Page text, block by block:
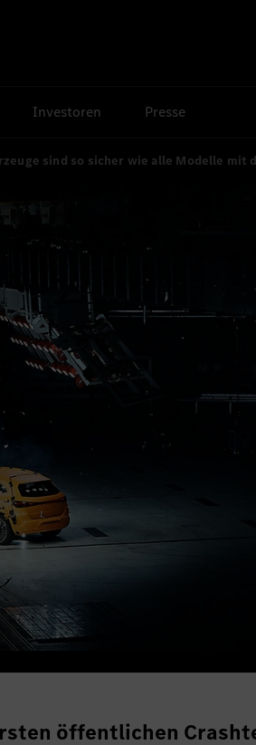
Investoren Presse
sind so sicher wie alle Modelle mit
öffentlichen